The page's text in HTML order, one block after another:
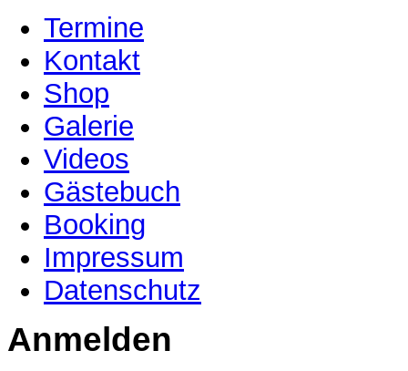
Termine
Kontakt
Shop
Galerie
Videos
Gästebuch
Booking
Impressum
Datenschutz
Anmelden